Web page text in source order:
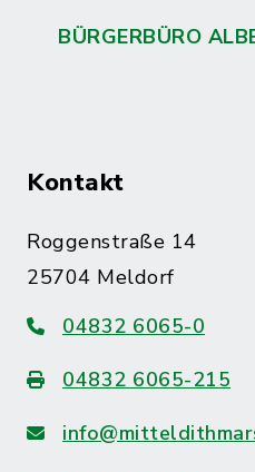
BÜRGERBÜRO
Kontakt
Roggenstraße 14
25704 Meldorf
04832 6065-0
04832 6065-215